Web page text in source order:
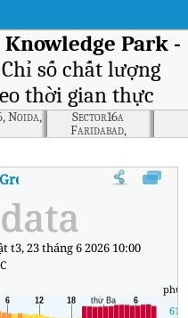
Knowledge Park -
số chất lượng
thời gian thực
Noida,
Sector16a
Faridabad,
Faridabad
Noida Chỉ số chất
t3, 23 tháng 6 2026 10:00
phút
61